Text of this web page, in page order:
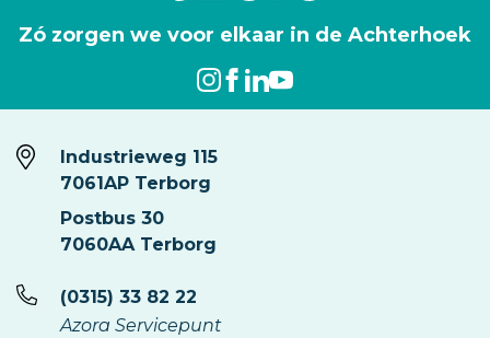
Zó zorgen we voor elkaar in de Achterhoek
Industrieweg 115
7061AP Terborg
Postbus 30
7060AA Terborg
(0315) 33 82 22
Azora Servicepunt